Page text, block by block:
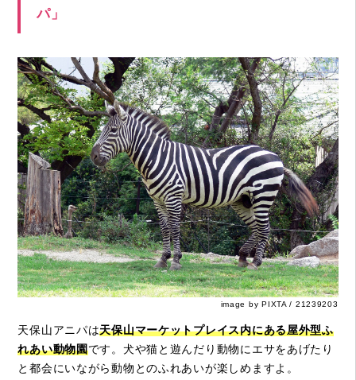
パ」
image by PIXTA / 21239203
天保山アニパは天保山マーケットプレイス内にある屋外型ふ
れあい動物園です。犬や猫と遊んだり動物にエサをあげたり
と都会にいながら動物とのふれあいが楽しめますよ。